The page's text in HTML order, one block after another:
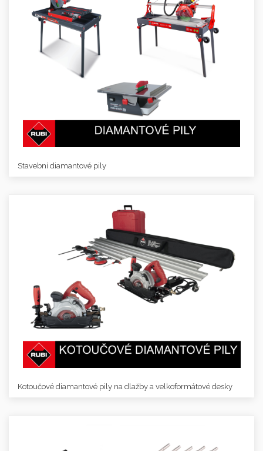
Stavební diamantové pily
Kotoučové diamantové pily na dlažby a velkoformátové desky